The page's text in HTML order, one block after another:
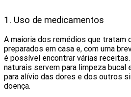
1. Uso de medicamentos
A maioria dos remédios que tratam
preparados em casa e, com uma
é possível encontrar várias
naturais servem para limpeza bucal
para alívio das dores e dos outros
doença.